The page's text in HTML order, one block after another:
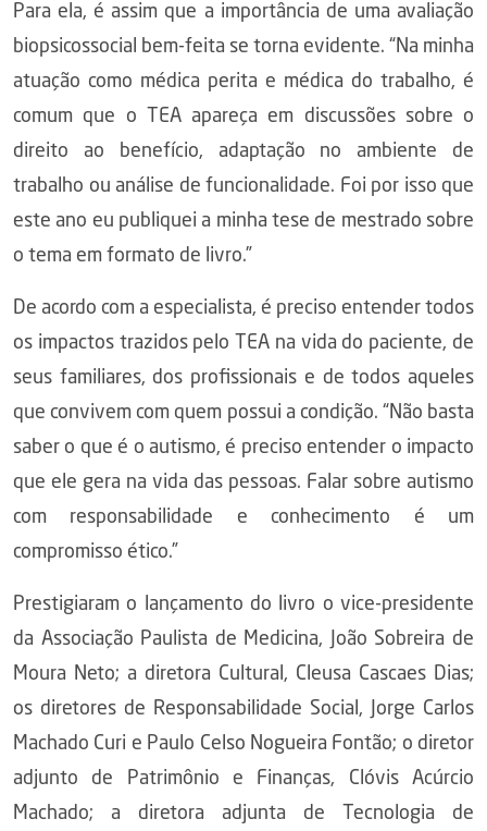
Para ela, é assim que a importância de uma avaliação
biopsicossocial bem-feita se torna evidente. “Na minha
atuação como médica perita e médica do trabalho, é
comum que o TEA apareça em discussões sobre o
direito ao benefício, adaptação no ambiente de
trabalho ou análise de funcionalidade. Foi por isso que
este ano eu publiquei a minha tese de mestrado sobre
o tema em formato de livro.”
De acordo com a especialista, é preciso entender todos
os impactos trazidos pelo TEA na vida do paciente, de
seus familiares, dos profissionais e de todos aqueles
que convivem com quem possui a condição. “Não basta
saber o que é o autismo, é preciso entender o impacto
que ele gera na vida das pessoas. Falar sobre autismo
com responsabilidade e conhecimento é um
compromisso ético.”
Prestigiaram o lançamento do livro o vice-presidente
da Associação Paulista de Medicina, João Sobreira de
Moura Neto; a diretora Cultural, Cleusa Cascaes Dias;
os diretores de Responsabilidade Social, Jorge Carlos
Machado Curi e Paulo Celso Nogueira Fontão; o diretor
adjunto de Patrimônio e Finanças, Clóvis Acúrcio
Machado; a diretora adjunta de Tecnologia de